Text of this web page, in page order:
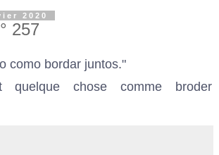
2020
257
como bordar juntos."
quelque chose comme broder